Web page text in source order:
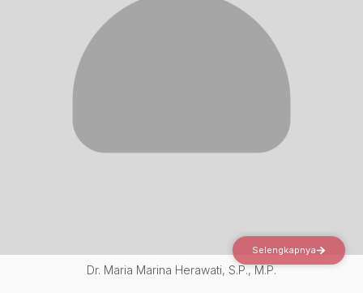
Selengkapnya
Dr. Maria Marina Herawati, S.P., M.P.